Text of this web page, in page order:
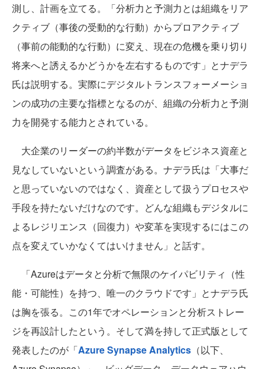
測し、計画を立てる。「分析力と予測力とは組織をリア
クティブ（事後の受動的な行動）からプロアクティブ
（事前の能動的な行動）に変え、現在の危機を乗り切り
将来へと誘えるかどうかを左右するものです」とナデラ
氏は説明する。実際にデジタルトランスフォーメーショ
ンの成功の主要な指標となるのが、組織の分析力と予測
力を開発する能力とされている。
大企業のリーダーの約半数がデータをビジネス資産と
見なしていないという調査がある。ナデラ氏は「大事だ
と思っていないのではなく、資産として扱うプロセスや
手段を持たないだけなのです。どんな組織もデジタルに
よるレジリエンス（回復力）や変革を実現するにはこの
点を変えていかなくてはいけません」と話す。
「Azureはデータと分析で無限のケイパビリティ（性
能・可能性）を持つ、唯一のクラウドです」とナデラ氏
は胸を張る。この1年でオペレーションと分析ストレー
ジを再設計したという。そして満を持して正式版として
発表したのが「Azure Synapse Analytics （以下、